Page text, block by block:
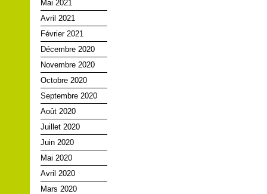
Mai 2021
Avril 2021
Février 2021
Décembre 2020
Novembre 2020
Octobre 2020
Septembre 2020
Août 2020
Juillet 2020
Juin 2020
Mai 2020
Avril 2020
Mars 2020